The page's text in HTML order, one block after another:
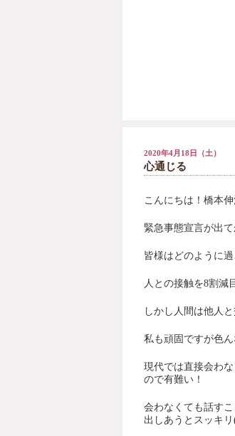
2020年4月18日（土）
心通じる
こんにちは！橋本伸
緊急事態宣言が出て
皆様はどのように
人との接触を8割減
しかし人間は他人
私も頑固ですが色
現代では直接会わ
ので有難い！
会わなくても話す
出しあうとスッキ